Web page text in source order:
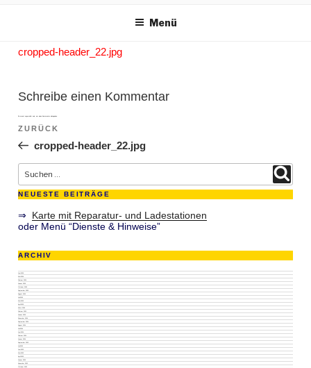
Menü
cropped-header_22.jpg
Schreibe einen Kommentar
ZURÜCK
cropped-header_22.jpg
NEUESTE BEITRÄGE
⇒ Karte mit Reparatur- und Ladestationen
oder Menü “Dienste & Hinweise”
ARCHIV
Juni 2026
Mai 2026
Februar 2026
Januar 2026
Oktober 2025
September 2025
August 2025
Juli 2025
Mai 2025
April 2025
März 2025
Februar 2025
Januar 2025
Dezember 2024
September 2024
August 2024
Juli 2024
Juni 2024
Februar 2024
Januar 2024
September 2023
Juli 2023
Juni 2023
Mai 2023
April 2023
Januar 2023
November 2022
Oktober 2022